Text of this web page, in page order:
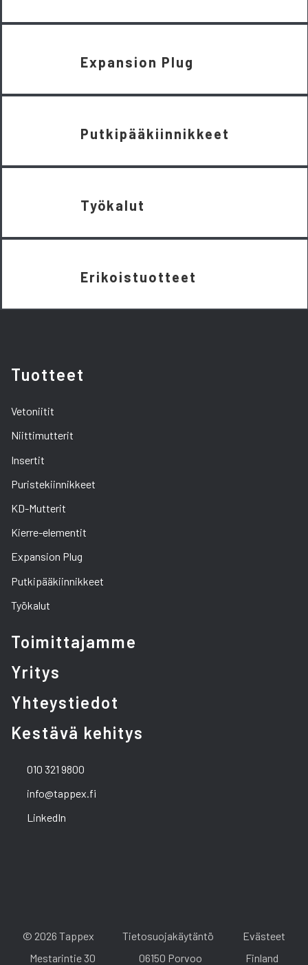
Expansion Plug
Putkipääkiinnikkeet
Työkalut
Erikoistuotteet
Tuotteet
Vetoniitit
Niittimutterit
Insertit
Puristekiinnikkeet
KD-Mutterit
Kierre-elementit
Expansion Plug
Putkipääkiinnikkeet
Työkalut
Toimittajamme
Yritys
Yhteystiedot
Kestävä kehitys
010 321 9800
info@tappex.fi
LinkedIn
© 2026 Tappex Tietosuojakäytäntö
Evästeet
Mestarintie 30
06150 Porvoo Finland